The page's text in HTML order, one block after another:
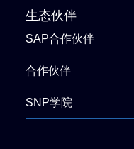
生态伙伴
SAP合作伙伴
合作伙伴
SNP学院